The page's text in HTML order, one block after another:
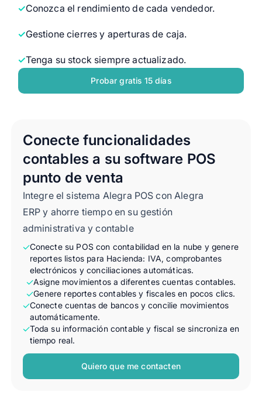
Conozca el rendimiento de cada vendedor.
Gestione cierres y aperturas de caja.
Tenga su stock siempre actualizado.
Probar gratis 15 días
Conecte funcionalidades
contables a su software POS
punto de venta
Integre el sistema Alegra POS con Alegra
ERP y ahorre tiempo en su gestión
administrativa y contable
Conecte su POS con contabilidad en la nube y genere
reportes listos para Hacienda: IVA, comprobantes
electrónicos y conciliaciones automáticas.
Asigne movimientos a diferentes cuentas contables.
Genere reportes contables y fiscales en pocos clics.
Conecte cuentas de bancos y concilie movimientos
automáticamente.
Toda su información contable y fiscal se sincroniza en
tiempo real.
Quiero que me contacten